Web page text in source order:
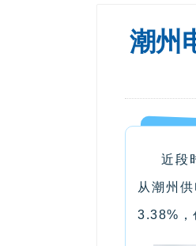
潮州
近段
从潮州
3.38%，